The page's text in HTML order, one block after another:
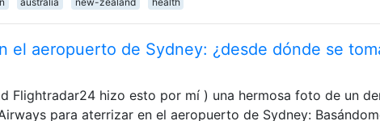
el aeropuerto de Sydney: ¿desde dónde se
Flightradar24 hizo esto por mí ) una hermosa foto de un
para aterrizar en el aeropuerto de Sydney: